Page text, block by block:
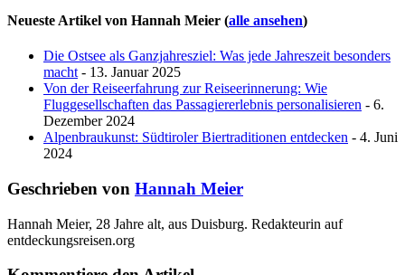
Neueste Artikel von Hannah Meier (alle ansehen)
Die Ostsee als Ganzjahresziel: Was jede Jahreszeit besonders
macht - 13. Januar 2025
Von der Reiseerfahrung zur Reiseerinnerung: Wie
Fluggesellschaften das Passagiererlebnis personalisieren - 6.
Dezember 2024
Alpenbraukunst: Südtiroler Biertraditionen entdecken - 4. Juni
2024
Geschrieben von Hannah Meier
Hannah Meier, 28 Jahre alt, aus Duisburg. Redakteurin auf
entdeckungsreisen.org